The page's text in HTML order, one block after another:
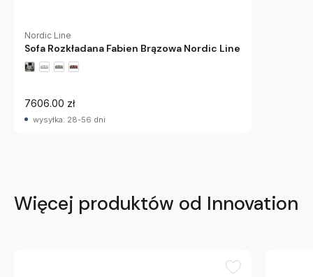
Nordic Line
Sofa Rozkładana Fabien Brązowa Nordic Line
7606.00 zł
wysyłka: 28-56 dni
Więcej produktów od Innovation